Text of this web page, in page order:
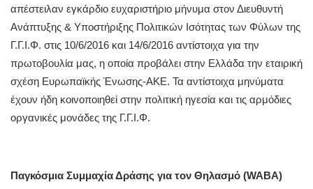
απέστειλαν εγκάρδιο ευχαριστήριο μήνυμα στον Διευθυντή
Ανάπτυξης & Υποστήριξης Πολιτικών Ισότητας των Φύλων της
Γ.Γ.Ι.Φ. στις 10/6/2016 και 14/6/2016 αντίστοιχα για την
πρωτοβουλία μας, η οποία προβάλει στην Ελλάδα την εταιρική
σχέση Ευρωπαϊκής Ένωσης-ΑΚΕ. Τα αντίστοιχα μηνύματα
έχουν ήδη κοινοποιηθεί στην πολιτική ηγεσία και τις αρμόδιες
οργανικές μονάδες της Γ.Γ.Ι.Φ.
Παγκόσμια Συμμαχία Δράσης για τον Θηλασμό (WABA)